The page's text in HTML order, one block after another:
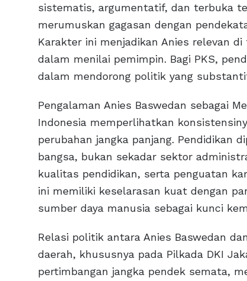
sistematis, argumentatif, dan terbuka
merumuskan gagasan dengan
Karakter ini menjadikan Anies relevan
dalam menilai pemimpin. Bagi PKS,
dalam mendorong politik yang
Pengalaman Anies Baswedan sebagai
Indonesia memperlihatkan
perubahan jangka panjang. Pendidikan
bangsa, bukan sekadar sektor
kualitas pendidikan, serta penguatan
ini memiliki keselarasan kuat dengan
sumber daya manusia sebagai kunci
Relasi politik antara Anies Baswedan
daerah, khususnya pada Pilkada DKI
pertimbangan jangka pendek semata,